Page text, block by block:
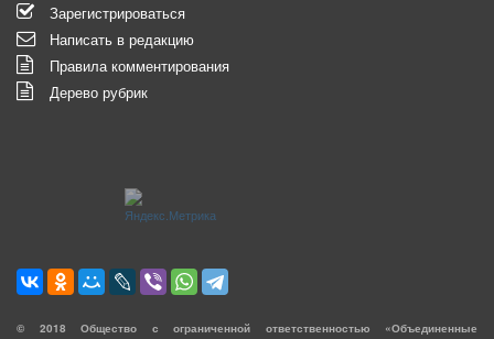
Зарегистрироваться
Написать в редакцию
Правила комментирования
Дерево рубрик
© 2018 Общество с ограниченной ответственностью «Объединенные